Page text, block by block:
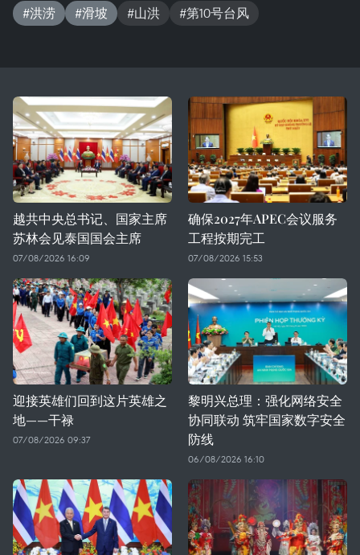
#洪涝 #滑坡 #山洪 #第10号台风
越共中央总书记、国家主席
苏林会见泰国国会主席
07/08/2026 16:09
确保2027年APEC会议服务
工程按期完工
07/08/2026 15:53
迎接英雄们回到这片英雄之
地——干禄
07/08/2026 09:37
黎明兴总理：强化网络安全
协同联动 筑牢国家数字安全
防线
06/08/2026 16:10